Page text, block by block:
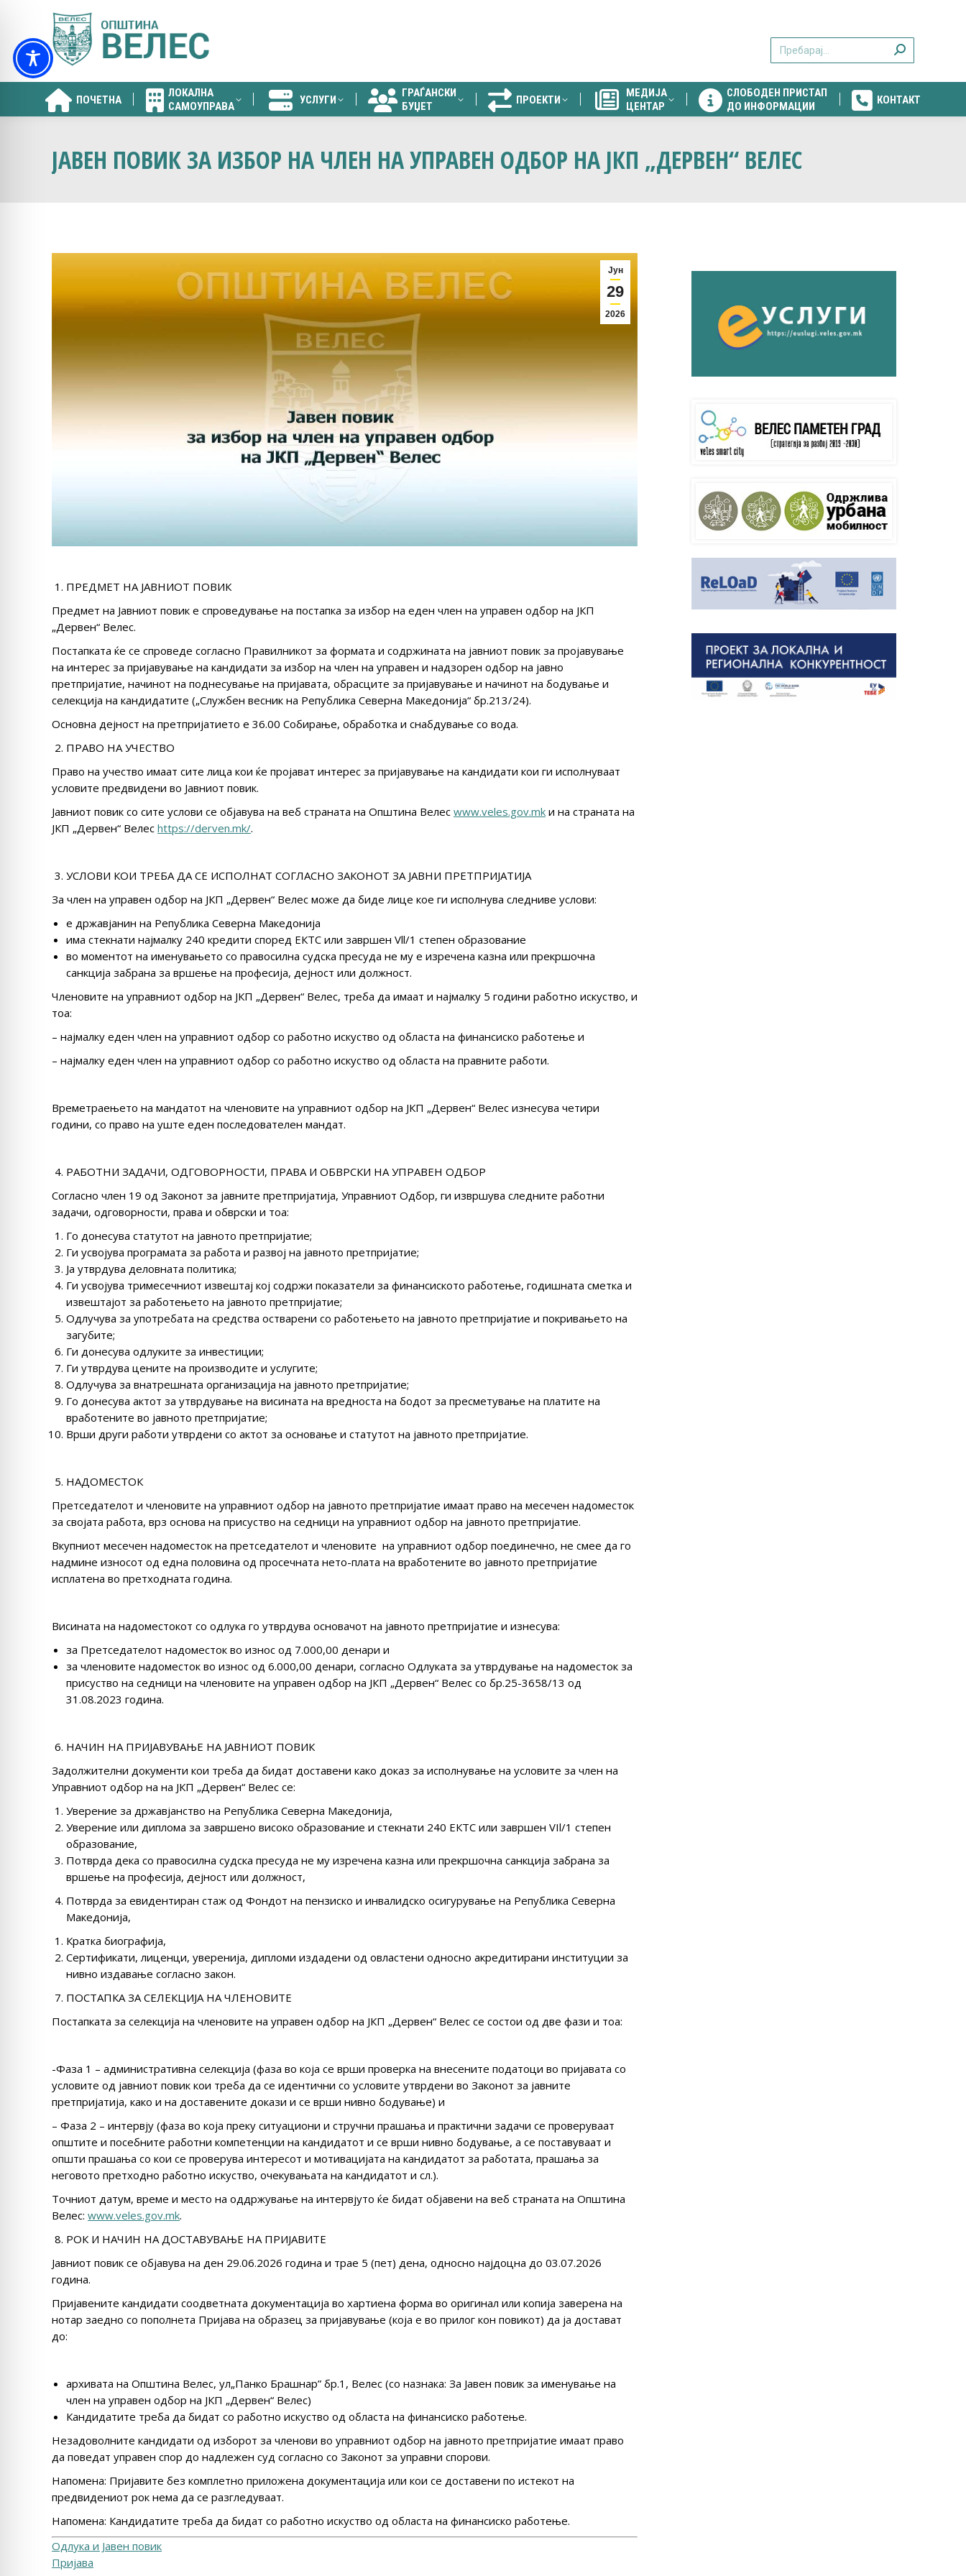
ПОЧЕТНА
ЛОКАЛНА
САМОУПРАВА
УСЛУГИ
ГРАЃАНСКИ
БУЏЕТ
ПРОЕКТИ
МЕДИЈА
ЦЕНТАР
СЛОБОДЕН ПРИСТАП
ДО ИНФОРМАЦИИ
КОНТАКТ
ЈАВЕН ПОВИК ЗА ИЗБОР НА ЧЛЕН НА УПРАВЕН ОДБОР НА ЈКП „ДЕРВЕН“ ВЕЛЕС
Јун
29
2026
ПРЕДМЕТ НА ЈАВНИОТ ПОВИК
Предмет на Јавниот повик е спроведување на постапка за избор на еден член на управен одбор на ЈКП
„Дервен“ Велес.
Постапката ќе се спроведе согласно Правилникот за формата и содржината на јавниот повик за пројавување
на интерес за пријавување на кандидати за избор на член на управен и надзорен одбор на јавно
претпријатие, начинот на поднесување на пријавата, обрасците за пријавување и начинот на бодување и
селекција на кандидатите („Службен весник на Република Северна Македонија“ бр.213/24).
Основна дејност на претпријатието e 36.00 Собирање, обработка и снабдување со вода.
ПРАВО НА УЧЕСТВО
Право на учество имаат сите лица кои ќе пројават интерес за пријавување на кандидати кои ги исполнуваат
условите предвидени во Јавниот повик.
Јавниот повик со сите услови се објавува на веб страната на Општина Велес www.veles.gov.mk и на страната на
ЈКП „Дервен“ Велес https://derven.mk/.
УСЛОВИ КОИ ТРЕБА ДА СЕ ИСПОЛНАТ СОГЛАСНО ЗАКОНОТ ЗА ЈАВНИ ПРЕТПРИЈАТИЈА
За член на управен одбор на ЈКП „Дервен“ Велес може да биде лице кое ги исполнува следниве услови:
е државјанин на Република Северна Македонија
има стекнати најмалку 240 кредити според ЕКТС или завршен Vll/1 степен образование
во моментот на именувањето со правосилна судска пресуда не му е изречена казна или прекршочна
санкција забрана за вршење на професија, дејност или должност.
Членовите на управниот одбор на ЈКП „Дервен“ Велес, треба да имаат и најмалку 5 години работно искуство, и
тоа:
– најмалку еден член на управниот одбор со работно искуство од областа на финансиско работење и
– најмалку еден член на управниот одбор со работно искуство од областа на правните работи.
Времетраењето на мандатот на членовите на управниот одбор на ЈКП „Дервен“ Велес изнесува четири
години, со право на уште еден последователен мандат.
РАБОТНИ ЗАДАЧИ, ОДГОВОРНОСТИ, ПРАВА И ОБВРСКИ НА УПРАВЕН ОДБОР
Согласно член 19 од Законот за јавните претпријатија, Управниот Одбор, ги извршува следните работни
задачи, одговорности, права и обврски и тоа:
Го донесува статутот на јавното претпријатие;
Ги усвојува програмата за работа и развој на јавното претпријатие;
Ја утврдува деловната политика;
Ги усвојува тримесечниот извештај кој содржи показатели за финансиското работење, годишната сметка и
извештајот за работењето на јавното претпријатие;
Одлучува за употребата на средства остварени со работењето на јавното претпријатие и покривањето на
загубите;
Ги донесува одлуките за инвестиции;
Ги утврдува цените на производите и услугите;
Одлучува за внатрешната организација на јавното претпријатие;
Го донесува актот за утврдување на висината на вредноста на бодот за пресметување на платите на
вработените во јавното претпријатие;
Врши други работи утврдени со актот за основање и статутот на јавното претпријатие.
НАДОМЕСТОК
Претседателот и членовите на управниот одбор на јавното претпријатие имаат право на месечен надоместок
за својата работа, врз основа на присуство на седници на управниот одбор на јавното претпријатие.
Вкупниот месечен надоместок на претседателот и членовите на управниот одбор поединечно, не смее да го
надмине износот од една половина од просечната нето-плата на вработените во јавното претпријатие
исплатена во претходната година.
Висината на надоместокот со одлука го утврдува основачот на јавното претпријатие и изнесува:
за Претседателот надоместок во износ од 7.000,00 денари и
за членовите надоместок во износ од 6.000,00 денари, согласно Одлуката за утврдување на надоместок за
присуство на седници на членовите на управен одбор на ЈКП „Дервен“ Велес со бр.25-3658/13 од
31.08.2023 година.
НАЧИН НА ПРИЈАВУВАЊЕ НА ЈАВНИОТ ПОВИК
Задолжителни документи кои треба да бидат доставени како доказ за исполнување на условите за член на
Управниот одбор на на ЈКП „Дервен“ Велес се:
Уверение за државјанство на Република Северна Македонија,
Уверение или диплома за завршено високо образование и стекнати 240 ЕКТС или завршен VIl/1 степен
образование,
Потврда дека со правосилна судска пресуда не му изречена казна или прекршочна санкција забрана за
вршење на професија, дејност или должност,
Потврда за евидентиран стаж од Фондот на пензиско и инвалидско осигурување на Република Северна
Македонија,
Кратка биографија,
Сертификати, лиценци, уверенија, дипломи издадени од овластени односно акредитирани институции за
нивно издавање согласно закон.
ПОСТАПКА ЗА СЕЛЕКЦИЈА НА ЧЛЕНОВИТЕ
Постапката за селекција на членовите на управен одбор на ЈКП „Дервен“ Велес се состои од две фази и тоа:
-Фаза 1 – административна селекција (фаза во која се врши проверка на внесените податоци во пријавата со
условите од јавниот повик кои треба да се идентични со условите утврдени во Законот за јавните
претпријатија, како и на доставените докази и се врши нивно бодување) и
– Фаза 2 – интервју (фаза во која преку ситуациони и стручни прашања и практични задачи се проверуваат
општите и посебните работни компетенции на кандидатот и се врши нивно бодување, а се поставуваат и
општи прашања со кои се проверува интересот и мотивацијата на кандидатот за работата, прашања за
неговото претходно работно искуство, очекувањата на кандидатот и сл.).
Точниот датум, време и место на оддржување на интервјуто ќе бидат објавени на веб страната на Општина
Велес: www.veles.gov.mk.
РОК И НАЧИН НА ДОСТАВУВАЊЕ НА ПРИЈАВИТЕ
Јавниот повик се објавува на ден 29.06.2026 година и трае 5 (пет) дена, односно најдоцна до 03.07.2026
година.
Пријавените кандидати соодветната документација во хартиена форма во оригинал или копија заверена на
нотар заедно со пополнета Пријава на образец за пријавување (која е во прилог кон повикот) да ја достават
до:
архивата на Општина Велес, ул„Панко Брашнар” бр.1, Велес (со назнака: За Јавен повик за именување на
член на управен одбор на ЈКП „Дервен“ Велес)
Кандидатите треба да бидат со работно искуство од областа на финансиско работење.
Незадоволните кандидати од изборот за членoви во управниот одбор на јавното претпријатие имаат право
да поведат управен спор до надлежен суд согласно со Законот за управни спорови.
Напомена: Пријавите без комплетно приложена документација или кои се доставени по истекот на
предвидениот рок нема да се разгледуваат.
Напомена: Кандидатите треба да бидат со работно искуство од областа на финансиско работење.
Одлука и Јавен повик
Пријава
ПОЧЕТНА